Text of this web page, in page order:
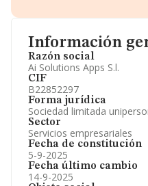
Información
Razón social
Ai Solutions Apps S.l.
CIF
B22852297
Forma jurídica
Sociedad limitada
Sector
Servicios empresariales
Fecha de constitución
5-9-2025
Fecha último cambio
14-9-2025
Información oficial y